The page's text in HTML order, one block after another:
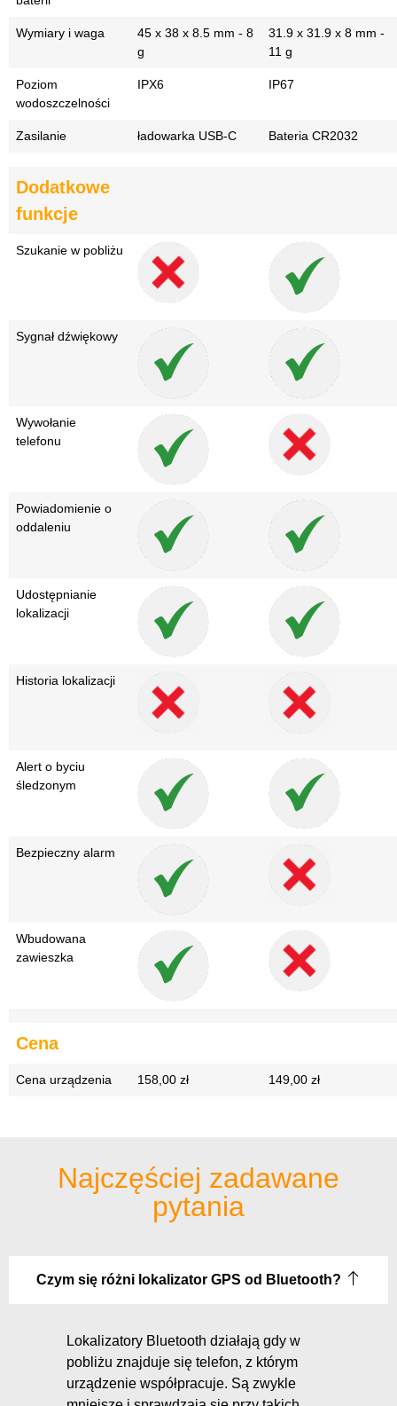
Wymiary i waga
45 x 38 x 8.5 mm - 8
g
31.9 x 31.9 x 8 mm -
11 g
Poziom
wodoszczelności
IPX6 IP67
Zasilanie ładowarka USB-C Bateria CR2032
Dodatkowe
funkcje
Szukanie w pobliżu
Sygnał dźwiękowy
Wywołanie
telefonu
Powiadomienie o
oddaleniu
Udostępnianie
lokalizacji
Historia lokalizacji
Alert o byciu
śledzonym
Bezpieczny alarm
Wbudowana
zawieszka
Cena
Cena urządzenia 158,00 zł 149,00 zł
Najczęściej zadawane
pytania
Czym się różni lokalizator GPS od Bluetooth?
Lokalizatory Bluetooth działają gdy w
pobliżu znajduje się telefon, z którym
urządzenie współpracuje. Są zwykle